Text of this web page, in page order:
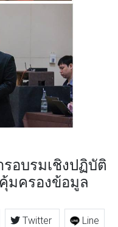
อบรมเชิงปฏิบัติ
มครองข้อมูล
Twitter
Line